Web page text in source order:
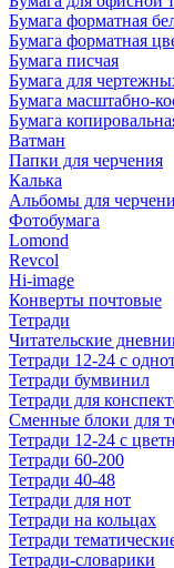
Бумага форматная
Бумага форматная
Бумага писчая
Бумага для
Бумага масштабно-
Бумага
Ватман
Папки для черчения
Калька
Альбомы для
Фотобумага
Lomond
Revcol
Hi-image
Конверты почтовые
Тетради
Читательские
Тетради 12-24 с
Тетради бумвинил
Тетради для
Сменные блоки для
Тетради 12-24 с
Тетради 60-200
Тетради 40-48
Тетради для нот
Тетради на кольцах
Тетради
Тетради-словарики